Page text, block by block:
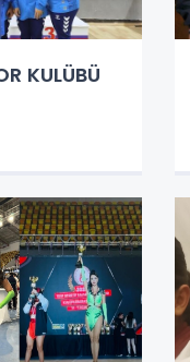
KULÜBÜ